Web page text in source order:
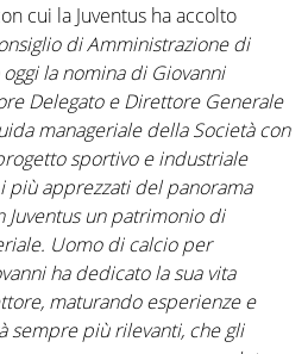
cui la Juventus ha accolto
di Amministrazione di
la nomina di Giovanni
Delegato e Direttore Generale
manageriale della Società con
sportivo e industriale
più apprezzati del panorama
Juventus un patrimonio di
Uomo di calcio per
ha dedicato la sua vita
maturando esperienze e
sempre più rilevanti, che gli